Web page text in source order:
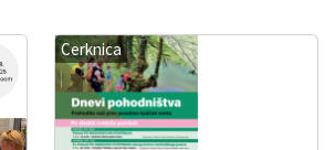
Cerknica